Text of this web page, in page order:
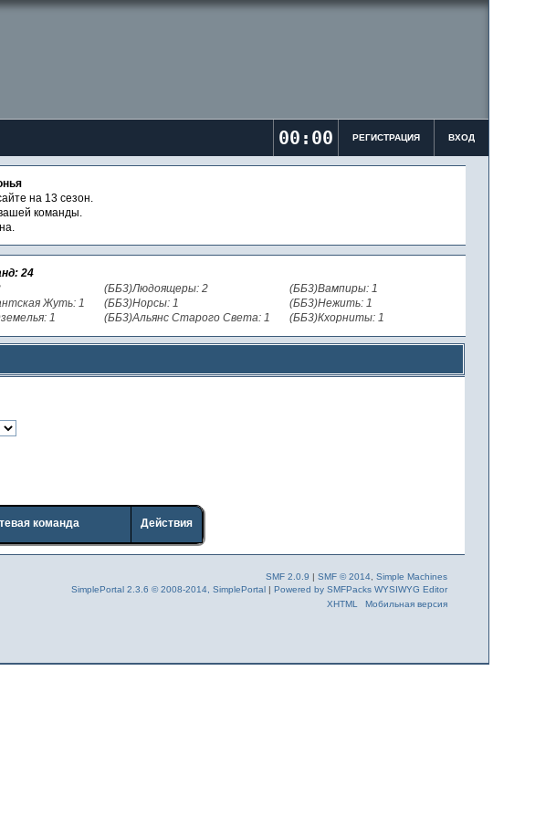
00:00 РЕГИСТРАЦИЯ ВХОД
на 13 сезон.
команды.
24
Жуть: 1
1
(ББ3)Людоящеры: 2
(ББ3)Норсы: 1
(ББ3)Альянс Старого Света: 1
(ББ3)Вампиры: 1
(ББ3)Нежить: 1
(ББ3)Кхорниты: 1
команда Действия
SMF 2.0.9 |SMF © 2014 ,Simple Machines
SimplePortal 2.3.6 © 2008-2014, SimplePortal |Powered by SMFPacks WYSIWYG Editor
XHTML
Мобильная версия